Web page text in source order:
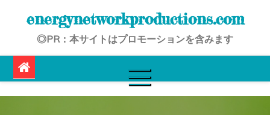
energynetworkproductions.com
◎PR：本サイトはプロモーションを含みます